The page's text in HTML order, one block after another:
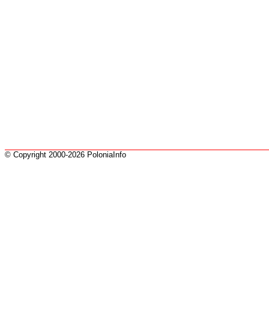
© Copyright 2000-2026 PoloniaInfo